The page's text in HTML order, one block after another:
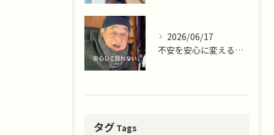
2026/06/17
不安を安心に変える仕事。
タグ Tags